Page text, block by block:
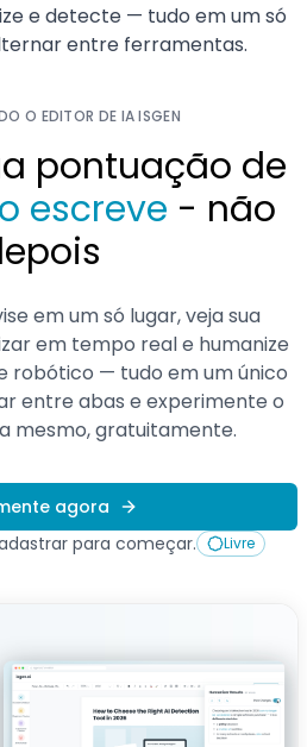
e detecte — tudo em um só
entre ferramentas.
O EDITOR DE IA ISGEN
pontuação de
escreve - não
em um só lugar, veja sua
em tempo real e humanize
robótico — tudo em um único
entre abas e experimente o
mesmo, gratuitamente.
agora
para começar.
Livre